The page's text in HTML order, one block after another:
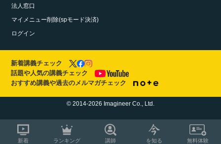
法人窓口
マイメニュー削除(spモード決済)
ログイン
新着講義チェック
話題や人気の講義チェック
おすすめ講義や過去のメルマガチェック
© 2014-2026 Imagineer Co., Ltd.
新着 ランキング 講師 を知る 無料体験